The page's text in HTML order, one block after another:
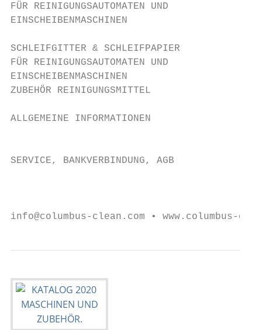
FÜR REINIGUNGSAUTOMATEN UND
EINSCHEIBENMASCHINEN
SCHLEIFGITTER & SCHLEIFPAPIER
FÜR REINIGUNGSAUTOMATEN UND
EINSCHEIBENMASCHINEN
ZUBEHÖR REINIGUNGSMITTEL
ALLGEMEINE INFORMATIONEN
SERVICE, BANKVERBINDUNG, AGB
info@columbus-clean.com • www.columbus-